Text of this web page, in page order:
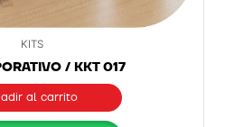
KITS
/ KKT 017
al carrito